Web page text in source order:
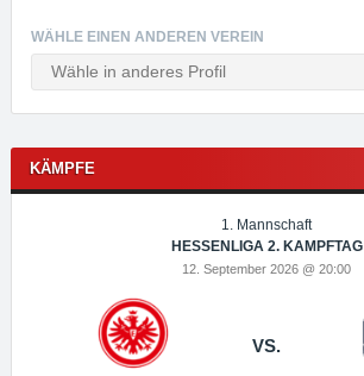
WÄHLE EINEN ANDEREN VEREIN
KÄMPFE
1. Mannschaft
HESSENLIGA 2. KAMPFTAG
12. September 2026 @ 20:00
VS.